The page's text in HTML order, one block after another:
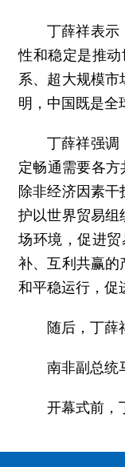
丁薛祥表示
性和稳定是推
系、超大规模
明，中国既是全
丁薛祥强调
定畅通需要各
除非经济因素
护以世界贸易组
场环境，促进
补、互利共赢的
和平稳运行，促
随后，丁薛
南非副总统
开幕式前，